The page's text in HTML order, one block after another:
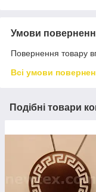
Умови
Повернення товару
Всі умови
Подібні товари